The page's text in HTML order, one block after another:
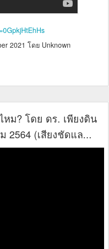
2021 โดย Unknown
ม? โดย ดร. เพียงดิน
2564 (เสียงชัดแล...